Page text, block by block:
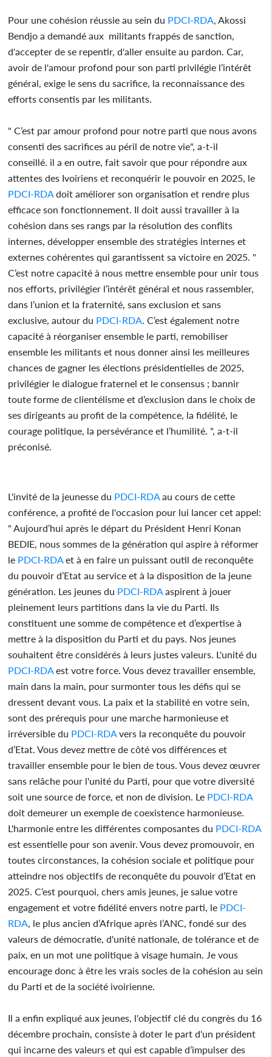
Pour une cohésion réussie au sein du PDCI-RDA , Akossi
Bendjo a demandé aux militants frappés de sanction,
d'accepter de se repentir, d'aller ensuite au pardon. Car,
avoir de l'amour profond pour son parti privilégie l’intérêt
général, exige le sens du sacrifice, la reconnaissance des
efforts consentis par les militants.
" C’est par amour profond pour notre parti que nous avons
consenti des sacrifices au péril de notre vie", a-t-il
conseillé. il a en outre, fait savoir que pour répondre aux
attentes des Ivoiriens et reconquérir le pouvoir en 2025, le
PDCI-RDA doit améliorer son organisation et rendre plus
efficace son fonctionnement. Il doit aussi travailler à la
cohésion dans ses rangs par la résolution des conflits
internes, développer ensemble des stratégies internes et
externes cohérentes qui garantissent sa victoire en 2025. "
C’est notre capacité à nous mettre ensemble pour unir tous
nos efforts, privilégier l’intérêt général et nous rassembler,
dans l’union et la fraternité, sans exclusion et sans
exclusive, autour du PDCI-RDA . C’est également notre
capacité à réorganiser ensemble le parti, remobiliser
ensemble les militants et nous donner ainsi les meilleures
chances de gagner les élections présidentielles de 2025,
privilégier le dialogue fraternel et le consensus ; bannir
toute forme de clientélisme et d’exclusion dans le choix de
ses dirigeants au profit de la compétence, la fidélité, le
courage politique, la persévérance et l’humilité. ", a-t-il
préconisé.
L'invité de la jeunesse du PDCI-RDA au cours de cette
conférence, a profité de l'occasion pour lui lancer cet appel:
" Aujourd’hui après le départ du Président Henri Konan
BEDIE, nous sommes de la génération qui aspire à réformer
le PDCI-RDA et à en faire un puissant outil de reconquête
du pouvoir d’Etat au service et à la disposition de la jeune
génération. Les jeunes du PDCI-RDA aspirent à jouer
pleinement leurs partitions dans la vie du Parti. Ils
constituent une somme de compétence et d’expertise à
mettre à la disposition du Parti et du pays. Nos jeunes
souhaitent être considérés à leurs justes valeurs. L'unité du
PDCI-RDA est votre force. Vous devez travailler ensemble,
main dans la main, pour surmonter tous les défis qui se
dressent devant vous. La paix et la stabilité en votre sein,
sont des prérequis pour une marche harmonieuse et
irréversible du PDCI-RDA vers la reconquête du pouvoir
d’Etat. Vous devez mettre de côté vos différences et
travailler ensemble pour le bien de tous. Vous devez œuvrer
sans relâche pour l'unité du Parti, pour que votre diversité
soit une source de force, et non de division. Le PDCI-RDA
doit demeurer un exemple de coexistence harmonieuse.
L'harmonie entre les différentes composantes du PDCI-RDA
est essentielle pour son avenir. Vous devez promouvoir, en
toutes circonstances, la cohésion sociale et politique pour
atteindre nos objectifs de reconquête du pouvoir d’Etat en
2025. C’est pourquoi, chers amis jeunes, je salue votre
engagement et votre fidélité envers notre parti, le PDCI-
RDA , le plus ancien d’Afrique après l’ANC, fondé sur des
valeurs de démocratie, d'unité nationale, de tolérance et de
paix, en un mot une politique à visage humain. Je vous
encourage donc à être les vrais socles de la cohésion au sein
du Parti et de la société ivoirienne.
Il a enfin expliqué aux jeunes, l'objectif clé du congrès du 16
décembre prochain, consiste à doter le part d'un président
qui incarne des valeurs et qui est capable d’impulser des